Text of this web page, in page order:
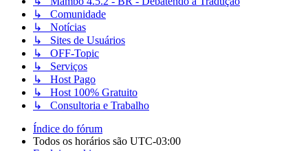
↳ Comunidade
↳ Notícias
↳ Sites de Usuários
↳ OFF-Topic
↳ Serviços
↳ Host Pago
↳ Host 100% Gratuito
↳ Consultoria e Trabalho
Índice do fórum
Todos os horários são UTC-03:00